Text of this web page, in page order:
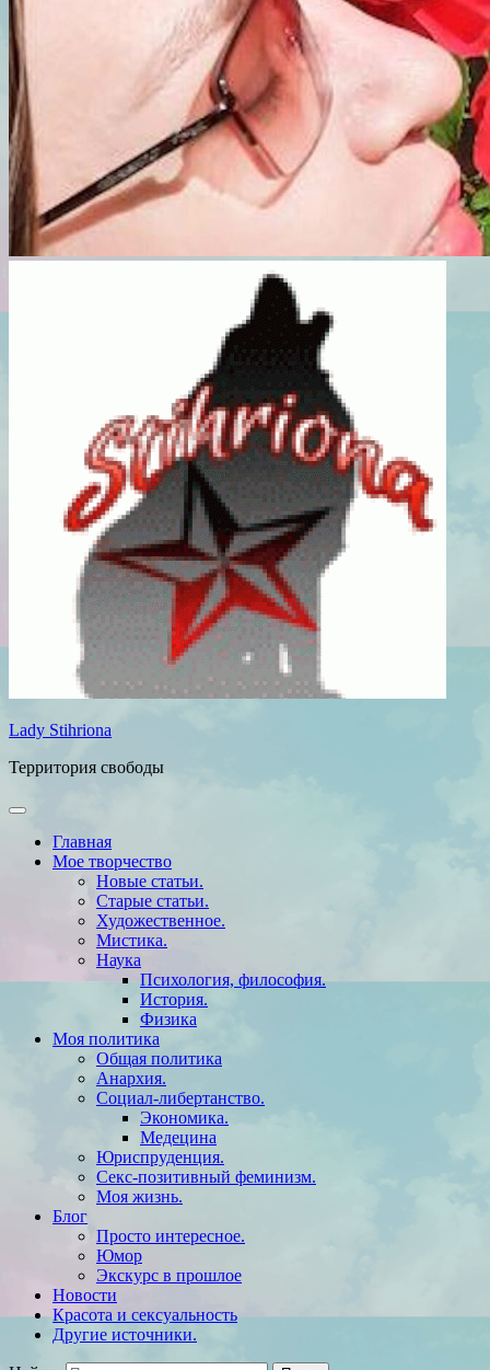
Lady Stihriona
Территория свободы
Главная
Мое творчество
Новые статьи.
Старые статьи.
Художественное.
Мистика.
Наука
Психология, философия.
История.
Физика
Моя политика
Общая политика
Анархия.
Социал-либертанство.
Экономика.
Медецина
Юриспруденция.
Секс-позитивный феминизм.
Моя жизнь.
Блог
Просто интересное.
Юмор
Экскурс в прошлое
Новости
Красота и сексуальность
Другие источники.